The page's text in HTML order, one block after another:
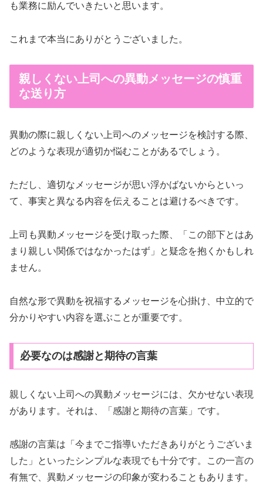
も業務に励んでいきたいと思います。
これまで本当にありがとうございました。
親しくない上司への異動メッセージの慎重
な送り方
異動の際に親しくない上司へのメッセージを検討する際、
どのような表現が適切か悩むことがあるでしょう。
ただし、適切なメッセージが思い浮かばないからといっ
て、事実と異なる内容を伝えることは避けるべきです。
上司も異動メッセージを受け取った際、「この部下とはあ
まり親しい関係ではなかったはず」と疑念を抱くかもしれ
ません。
自然な形で異動を祝福するメッセージを心掛け、中立的で
分かりやすい内容を選ぶことが重要です。
必要なのは感謝と期待の言葉
親しくない上司への異動メッセージには、欠かせない表現
があります。それは、「感謝と期待の言葉」です。
感謝の言葉は「今までご指導いただきありがとうございま
した」といったシンプルな表現でも十分です。この一言の
有無で、異動メッセージの印象が変わることもあります。